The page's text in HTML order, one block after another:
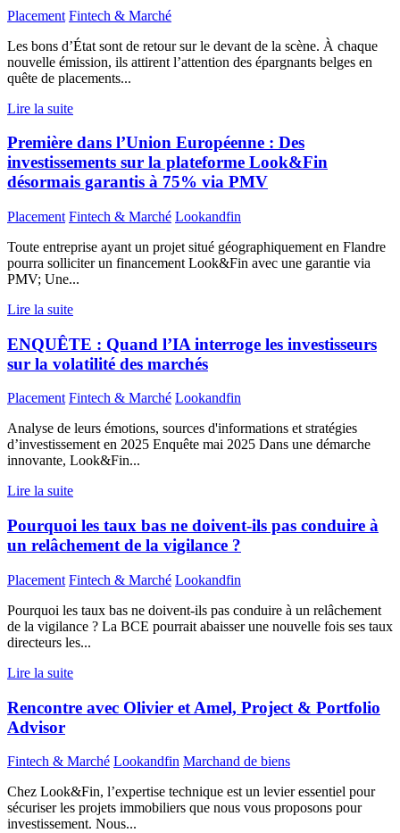
Placement Fintech & Marché
Les bons d’État sont de retour sur le devant de la scène. À chaque
nouvelle émission, ils attirent l’attention des épargnants belges en
quête de placements...
Lire la suite
Première dans l’Union Européenne : Des
investissements sur la plateforme Look&Fin
désormais garantis à 75% via PMV
Placement Fintech & Marché Lookandfin
Toute entreprise ayant un projet situé géographiquement en Flandre
pourra solliciter un financement Look&Fin avec une garantie via
PMV; Une...
Lire la suite
ENQUÊTE : Quand l’IA interroge les investisseurs
sur la volatilité des marchés
Placement Fintech & Marché Lookandfin
Analyse de leurs émotions, sources d'informations et stratégies
d’investissement en 2025 Enquête mai 2025 Dans une démarche
innovante, Look&Fin...
Lire la suite
Pourquoi les taux bas ne doivent-ils pas conduire à
un relâchement de la vigilance ?
Placement Fintech & Marché Lookandfin
Pourquoi les taux bas ne doivent-ils pas conduire à un relâchement
de la vigilance ? La BCE pourrait abaisser une nouvelle fois ses taux
directeurs les...
Lire la suite
Rencontre avec Olivier et Amel, Project & Portfolio
Advisor
Fintech & Marché Lookandfin Marchand de biens
Chez Look&Fin, l’expertise technique est un levier essentiel pour
sécuriser les projets immobiliers que nous vous proposons pour
investissement. Nous...